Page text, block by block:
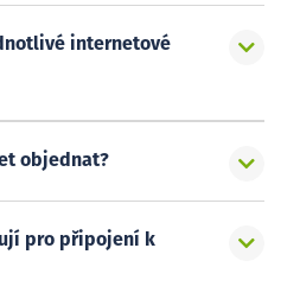
internetové
objednat?
pro připojení k